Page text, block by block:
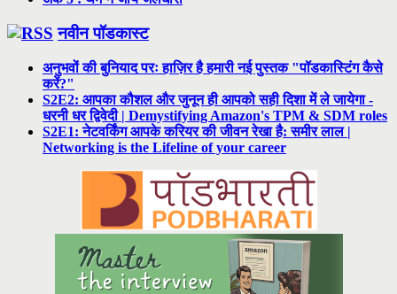
नवीन पॉडकास्ट
अनुभवों की बुनियाद परः हाज़िर है हमारी नई पुस्तक "पॉडकास्टिंग कैसे
करें?"
S2E2: आपका कौशल और जुनून ही आपको सही दिशा में ले जायेगा -
धरनी धर द्विवेदी | Demystifying Amazon's TPM & SDM roles
S2E1: नेटवर्किंग आपके करियर की जीवन रेखा है: समीर लाल |
Networking is the Lifeline of your career